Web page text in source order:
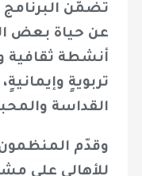
تضمّن
عن حياة بعض
أنشطة ثقافية
تربويةٍ
القداسة
وقدّم
للأهالي على